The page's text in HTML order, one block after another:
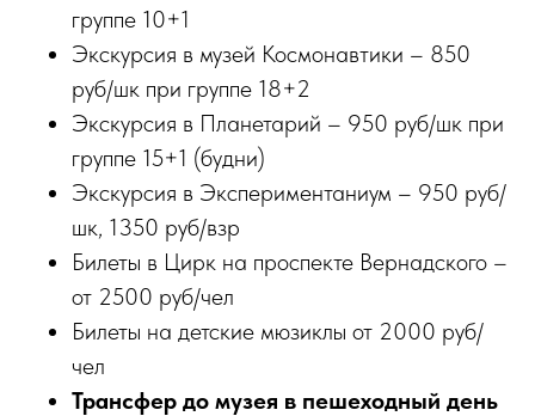
группе 10+1
Экскурсия в музей Космонавтики – 850
руб/шк при группе 18+2
Экскурсия в Планетарий – 950 руб/шк при
группе 15+1 (будни)
Экскурсия в Экспериментаниум – 950 руб/
шк, 1350 руб/взр
Билеты в Цирк на проспекте Вернадского –
от 2500 руб/чел
Билеты на детские мюзиклы от 2000 руб/
чел
Трансфер до музея в пешеходный день